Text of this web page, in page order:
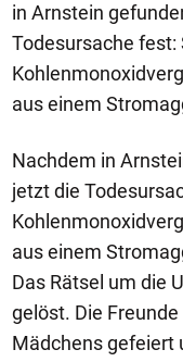
in Arnstein
Todesursache fest:
aus einem
Nachdem in
jetzt die
aus einem
Das Rätsel um die
gelöst. Die
Mädchens gefeiert